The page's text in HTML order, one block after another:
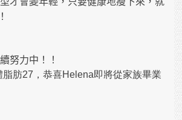
努力中！！
脂肪27，恭喜Helena即將從家族畢業